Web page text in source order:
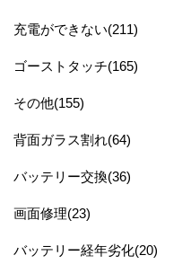
充電ができない(211)
ゴーストタッチ(165)
その他(155)
背面ガラス割れ(64)
バッテリー交換(36)
画面修理(23)
バッテリー経年劣化(20)